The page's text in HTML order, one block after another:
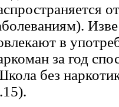
в
за год
без